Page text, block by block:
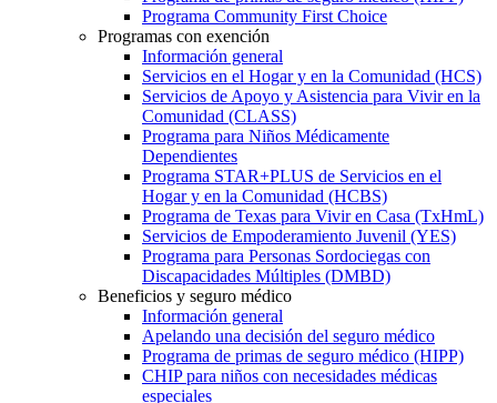
Programa Community First Choice
Programas con exención
Información general
Servicios en el Hogar y en la Comunidad (HCS)
Servicios de Apoyo y Asistencia para Vivir en la
Comunidad (CLASS)
Programa para Niños Médicamente
Dependientes
Programa STAR+PLUS de Servicios en el
Hogar y en la Comunidad (HCBS)
Programa de Texas para Vivir en Casa (TxHmL)
Servicios de Empoderamiento Juvenil (YES)
Programa para Personas Sordociegas con
Discapacidades Múltiples (DMBD)
Beneficios y seguro médico
Información general
Apelando una decisión del seguro médico
Programa de primas de seguro médico (HIPP)
CHIP para niños con necesidades médicas
especiales